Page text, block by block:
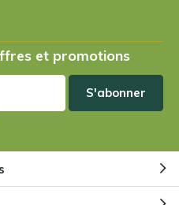
et promotions
S'abonner